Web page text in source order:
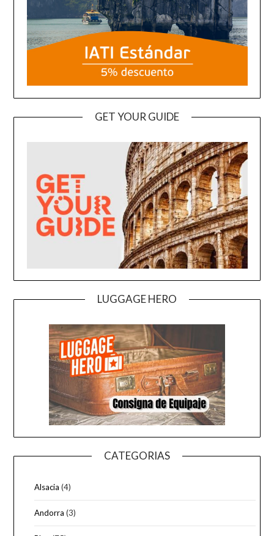
GET YOUR GUIDE
LUGGAGE HERO
CATEGORIAS
Alsacia (4)
Andorra (3)